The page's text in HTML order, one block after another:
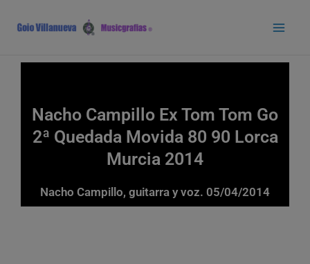
contenido
Nacho Campillo Ex Tom Tom Go
2ª Quedada Movida 80 90 Lorca
Murcia 2014
Nacho Campillo, guitarra y voz. 05/04/2014